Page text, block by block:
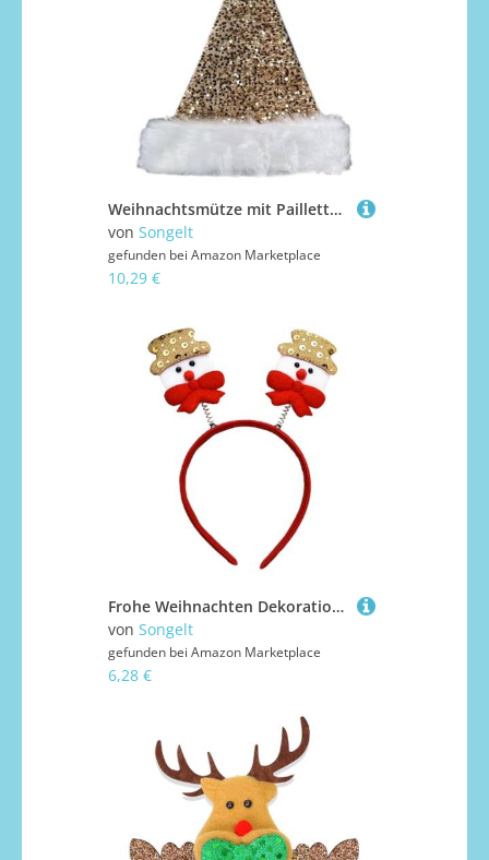
Weihnachtsmütze mit Pailletten und weißer pelziger Krempe für Partys, Verkleidungen, Cosplay, Pailletten, Nietenhüte für Hunde
von Songelt
gefunden bei Amazon Marketplace
10,29 €
Frohe Weihnachten Dekorationen Party Pailletten Hairhoop Elch/Baum/Weihnachtsmann Stirnband Bühnenauftritte Haarband Festival Supplies Party Haarschmuck Weihnachtsmann Kostüm
von Songelt
gefunden bei Amazon Marketplace
6,28 €